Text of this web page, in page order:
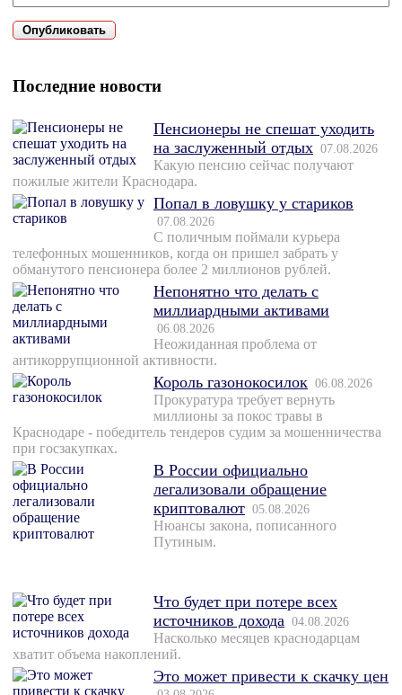
Последние новости
Пенсионеры не спешат уходить
на заслуженный отдых 07.08.2026
Какую пенсию сейчас получают
пожилые жители Краснодара.
Попал в ловушку у стариков
07.08.2026
С поличным поймали курьера
телефонных мошенников, когда он пришел забрать у
обманутого пенсионера более 2 миллионов рублей.
Непонятно что делать с
миллиардными активами
06.08.2026
Неожиданная проблема от
антикоррупционной активности.
Король газонокосилок 06.08.2026
Прокуратура требует вернуть
миллионы за покос травы в
Краснодаре - победитель тендеров судим за мошенничества
при госзакупках.
В России официально
легализовали обращение
криптовалют 05.08.2026
Нюансы закона, пописанного
Путиным.
Что будет при потере всех
источников дохода 04.08.2026
Насколько месяцев краснодарцам
хватит объема накоплений.
Это может привести к скачку цен